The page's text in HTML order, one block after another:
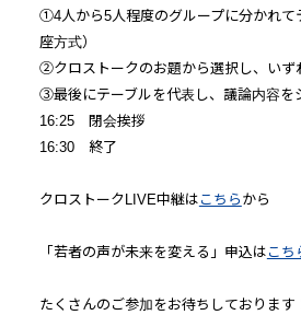
①4人から5人程度のグループに分かれて
座方式）
②クロストークのお題から選択し、いず
③最後にテーブルを代表し、議論内容を
16:25 閉会挨拶
16:30 終了
クロストークLIVE中継は こちら から
「若者の声が未来を変える」申込は こち
たくさんのご参加をお待ちしております